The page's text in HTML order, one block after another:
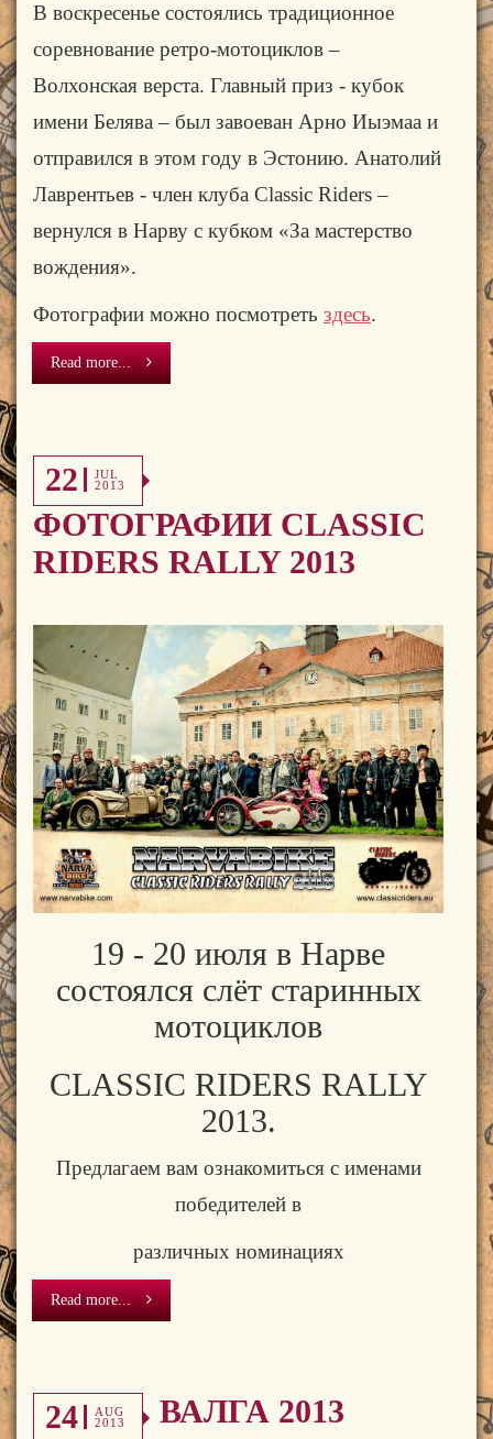
В воскресенье состоялись традиционное
соревнование ретро-мотоциклов –
Волхонская верста. Главный приз - кубок
имени Белява – был завоеван Арно Иыэмаа и
отправился в этом году в Эстонию. Анатолий
Лаврентьев - член клуба Classic Riders –
вернулся в Нарву с кубком «За мастерство
вождения».
Фотографии можно посмотреть здесь.
Read more...
22
JUL
2013
ФОТОГРАФИИ CLASSIC
RIDERS RALLY 2013
19 - 20 июля в Нарве
состоялся слёт старинных
мотоциклов
CLASSIC RIDERS RALLY
2013.
Предлагаем вам ознакомиться с именами
победителей в
различных номинациях
Read more...
24
AUG
2013
ВАЛГА 2013